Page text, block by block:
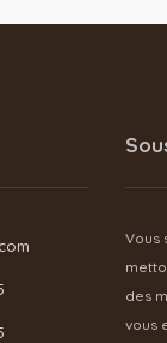
Vous
des
vous